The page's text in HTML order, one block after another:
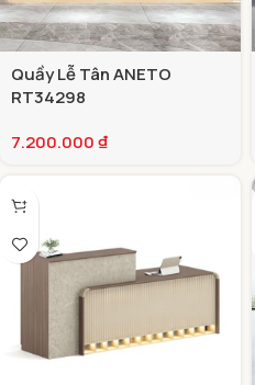
Quầy Lễ Tân ANETO
RT34298
7.200.000₫